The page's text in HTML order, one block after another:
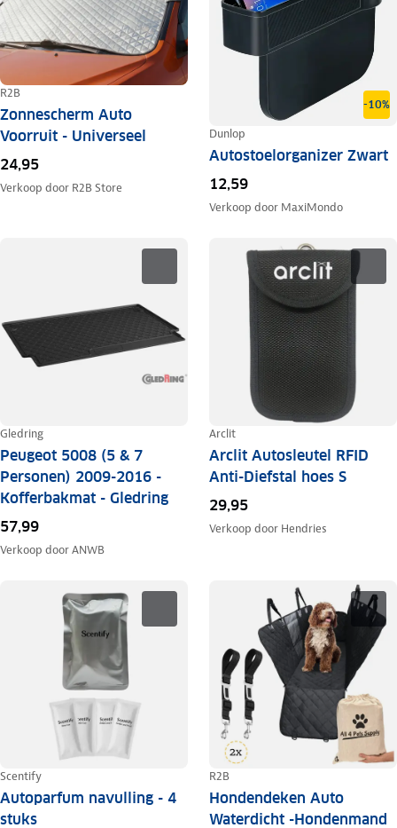
R2B
Zonnescherm Auto
Voorruit - Universeel
24,95
Verkoop door R2B Store
-10%
Dunlop
Autostoelorganizer Zwart
12,59
Verkoop door MaxiMondo
Gledring
Peugeot 5008 (5 & 7
Personen) 2009-2016 -
Kofferbakmat - Gledring
57,99
Verkoop doorANWB
Arclit
Arclit Autosleutel RFID
Anti-Diefstal hoes S
29,95
Verkoop door Hendries
Scentify
Autoparfum navulling - 4
stuks
R2B
Hondendeken Auto
Waterdicht -Hondenmand